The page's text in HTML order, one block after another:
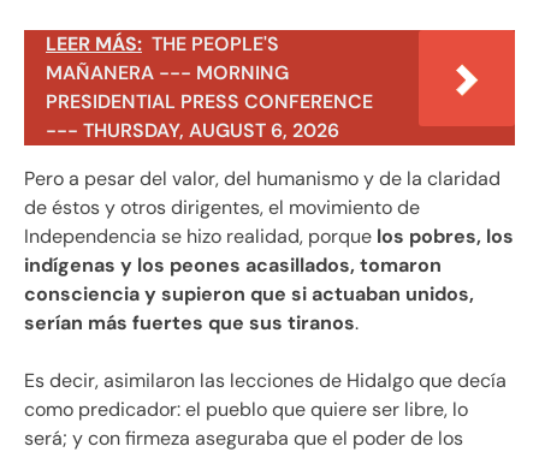
LEER MÁS: THE PEOPLE'S
MAÑANERA --- MORNING
PRESIDENTIAL PRESS CONFERENCE
--- THURSDAY, AUGUST 6, 2026
Pero a pesar del valor, del humanismo y de la claridad
de éstos y otros dirigentes, el movimiento de
Independencia se hizo realidad, porque los pobres, los
indígenas y los peones acasillados, tomaron
consciencia y supieron que si actuaban unidos,
serían más fuertes que sus tiranos.
Es decir, asimilaron las lecciones de Hidalgo que decía
como predicador: el pueblo que quiere ser libre, lo
será; y con firmeza aseguraba que el poder de los